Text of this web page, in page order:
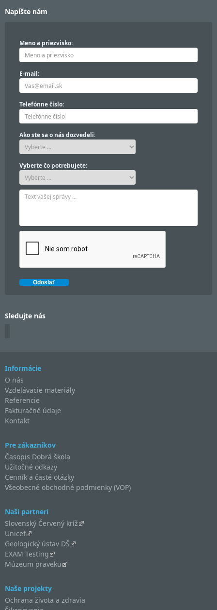
Napíšte nám
Meno a priezvisko:
E-mail:
Telefónne číslo:
Ako ste sa o nás dozvedeli:
Vyberte čo potrebujete:
Sledujte nás
Informácie
O nás
Vzdelávacie materiály
Referencie
Fakturačné údaje
Kontakt
Pre zákazníkov
Časopis Dobrá škola
Užitočné odkazy
Cenník a časté otázky
Všeobecné obchodné podmienky (VOP)
Naši partneri
Slovenský Červený kríž
Unicef
Geologický ústav DŠ
EXAM Testing
Múzeum praveku
Naše projekty
Ochrana života a zdravia